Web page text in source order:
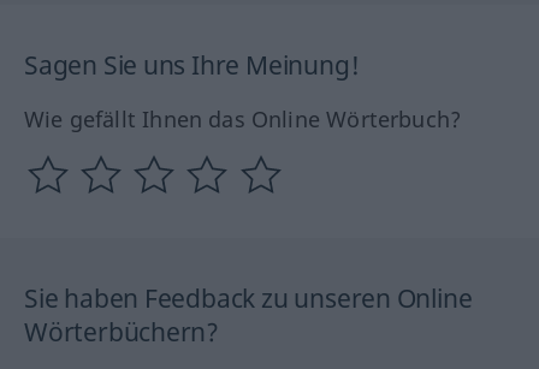
Sagen Sie uns Ihre Meinung!
Wie gefällt Ihnen das Online Wörterbuch?
Sie haben Feedback zu unseren Online
Wörterbüchern?